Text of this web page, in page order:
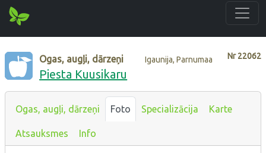
Nr22062
Ogas, augļi, dārzeņi Igaunija, Parnumaa
Piesta Kuusikaru
Ogas, augļi, dārzeņi Foto Specializācija Karte
Atsauksmes Info